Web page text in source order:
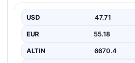
USD 47.71
EUR 55.18
ALTIN 6670.4